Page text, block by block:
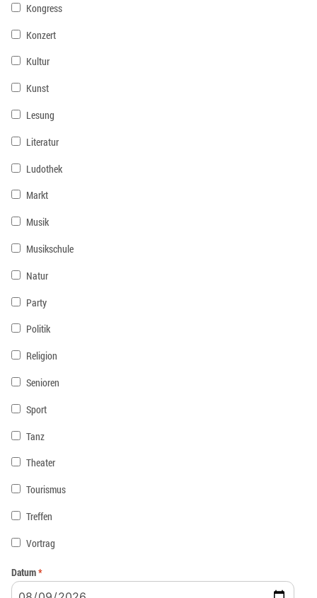
Kongress
Konzert
Kultur
Kunst
Lesung
Literatur
Ludothek
Markt
Musik
Musikschule
Natur
Party
Politik
Religion
Senioren
Sport
Tanz
Theater
Tourismus
Treffen
Vortrag
Datum*